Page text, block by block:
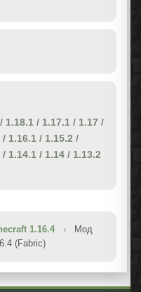
/ 1.18.1 / 1.17.1 / 1.17 /
/ 1.16.1 / 1.15.2 /
/ 1.14.1 / 1.14 / 1.13.2
1.16.4 ›
Мод
(Fabric)